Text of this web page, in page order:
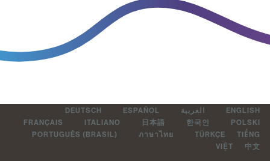
العربية DEUTSCH
ESPAÑOL
FRANÇAIS
ITALIANO 日本語 한국인
PORTUGUÊS (BRASIL)
ภาษาไทย TÜRKÇE
VIỆT
中